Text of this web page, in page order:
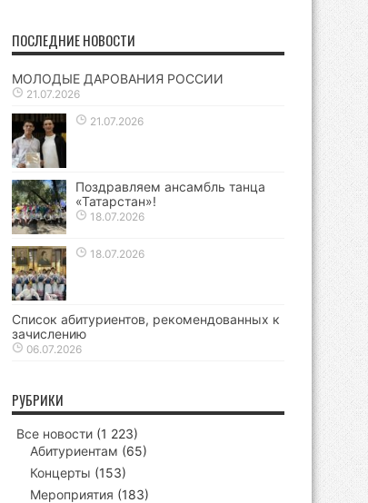
ПОСЛЕДНИЕ НОВОСТИ
МОЛОДЫЕ ДАРОВАНИЯ РОССИИ
21.07.2026
21.07.2026
Поздравляем ансамбль танца
«Татарстан»!
18.07.2026
18.07.2026
Список абитуриентов, рекомендованных к
зачислению
06.07.2026
РУБРИКИ
Все новости (1 223)
Абитуриентам (65)
Концерты (153)
Мероприятия (183)